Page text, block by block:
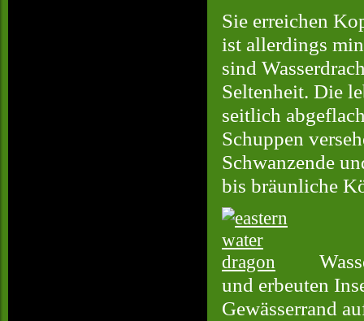
Sie erreichen
ist allerdings
sind
Seltenheit. Die
seitlich
Schuppen
Schwanzende
bis bräunliche
und erbeuten
Gewässerrand